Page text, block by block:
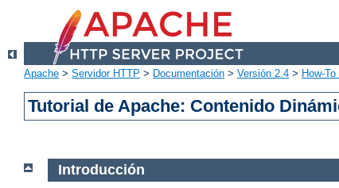
Apache > Servidor HTTP > Documentación > Versión 2.4 > How-
Tutorial de Apache: Contenido
Introducción